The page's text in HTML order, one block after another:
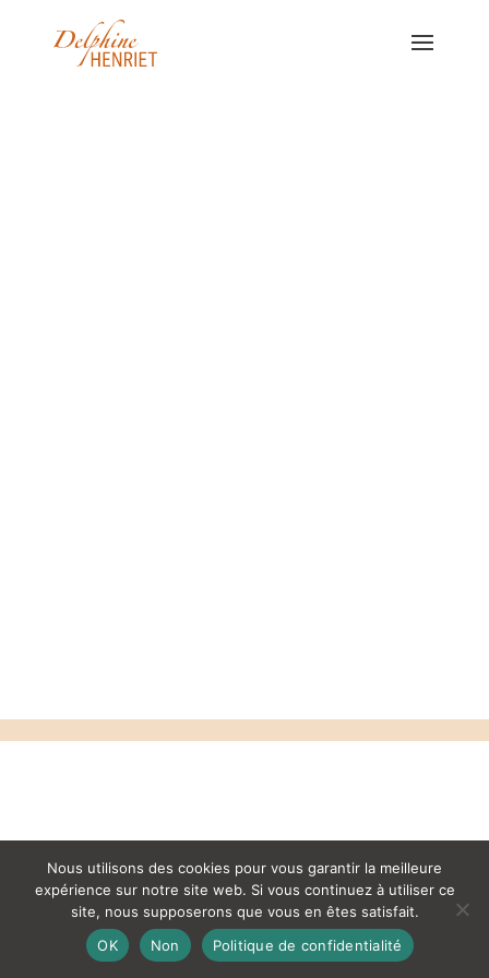
Nous utilisons des cookies pour vous garantir la meilleure
expérience sur notre site web. Si vous continuez à utiliser ce
site, nous supposerons que vous en êtes satisfait.
OK
Non Politique de confidentialité